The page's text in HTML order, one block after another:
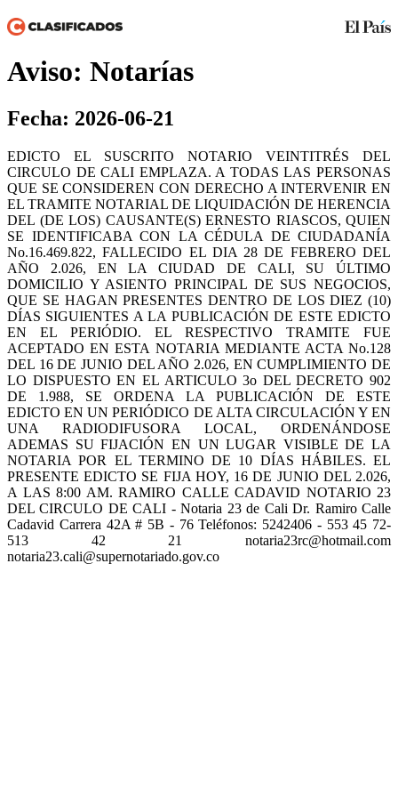
Aviso: Notarías
Fecha: 2026-06-21
EDICTO EL SUSCRITO NOTARIO VEINTITRÉS DEL
CIRCULO DE CALI EMPLAZA. A TODAS LAS PERSONAS
QUE SE CONSIDEREN CON DERECHO A INTERVENIR EN
EL TRAMITE NOTARIAL DE LIQUIDACIÓN DE HERENCIA
DEL (DE LOS) CAUSANTE(S) ERNESTO RIASCOS, QUIEN
SE IDENTIFICABA CON LA CÉDULA DE CIUDADANÍA
No.16.469.822, FALLECIDO EL DIA 28 DE FEBRERO DEL
AÑO 2.026, EN LA CIUDAD DE CALI, SU ÚLTIMO
DOMICILIO Y ASIENTO PRINCIPAL DE SUS NEGOCIOS,
QUE SE HAGAN PRESENTES DENTRO DE LOS DIEZ (10)
DÍAS SIGUIENTES A LA PUBLICACIÓN DE ESTE EDICTO
EN EL PERIÓDIO. EL RESPECTIVO TRAMITE FUE
ACEPTADO EN ESTA NOTARIA MEDIANTE ACTA No.128
DEL 16 DE JUNIO DEL AÑO 2.026, EN CUMPLIMIENTO DE
LO DISPUESTO EN EL ARTICULO 3o DEL DECRETO 902
DE 1.988, SE ORDENA LA PUBLICACIÓN DE ESTE
EDICTO EN UN PERIÓDICO DE ALTA CIRCULACIÓN Y EN
UNA RADIODIFUSORA LOCAL, ORDENÁNDOSE
ADEMAS SU FIJACIÓN EN UN LUGAR VISIBLE DE LA
NOTARIA POR EL TERMINO DE 10 DÍAS HÁBILES. EL
PRESENTE EDICTO SE FIJA HOY, 16 DE JUNIO DEL 2.026,
A LAS 8:00 AM. RAMIRO CALLE CADAVID NOTARIO 23
DEL CIRCULO DE CALI - Notaria 23 de Cali Dr. Ramiro Calle
Cadavid Carrera 42A # 5B - 76 Teléfonos: 5242406 - 553 45 72-
513 42 21 notaria23rc@hotmail.com
notaria23.cali@supernotariado.gov.co